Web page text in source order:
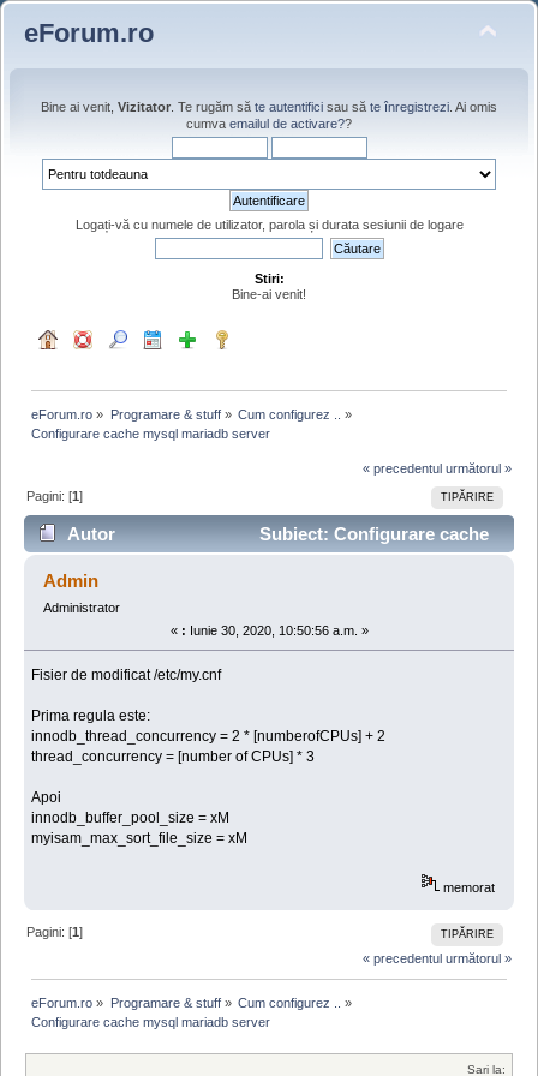
eForum.ro
Bine ai venit, Vizitator . Te rugăm să te autentifici sau să te înregistrezi . Ai omis
cumva emailul de activare??
Logați-vă cu numele de utilizator, parola și durata sesiunii de logare
Stiri:
Bine-ai venit!
eForum.ro » Programare & stuff» Cum configurez ..
»
Configurare cache mysql mariadb server
« precedentul următorul »
TIPĂRIRE
Pagini: [1]
Autor
Subiect: Configurare cache
mysql mariadb server (Citit de 214575 ori)
Admin
Administrator
« : Iunie 30, 2020, 10:50:56 a.m. »
Fisier de modificat /etc/my.cnf
Prima regula este:
innodb_thread_concurrency = 2 * [numberofCPUs] + 2
thread_concurrency = [number of CPUs] * 3
Apoi
innodb_buffer_pool_size = xM
myisam_max_sort_file_size = xM
memorat
TIPĂRIRE
Pagini: [1]
« precedentul următorul »
eForum.ro » Programare & stuff» Cum configurez ..
»
Configurare cache mysql mariadb server
Sari la: